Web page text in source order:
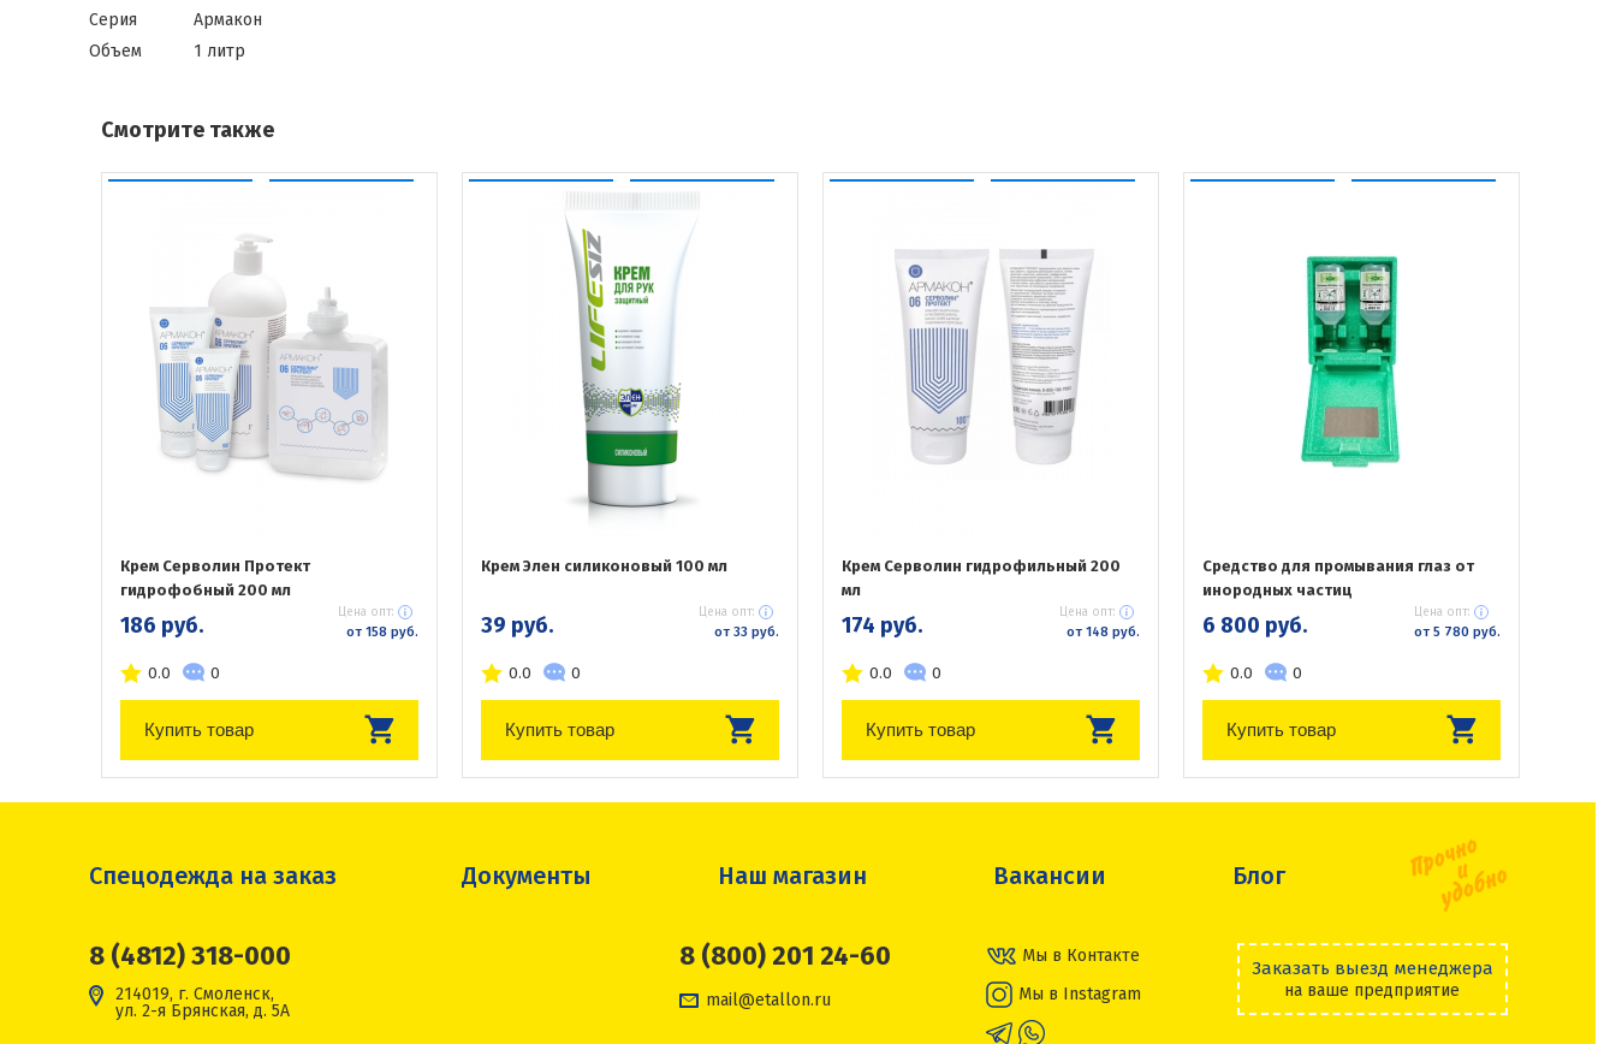
Серия
Армакон
Объем
1 литр
Смотрите также
Крем Серволин Протект
гидрофобный 200 мл
186 руб. Цена опт:
от 158 руб.
0.0 0
Купить товар
Крем Элен силиконовый 100 мл
39 руб. Цена опт:
от 33 руб.
0.0 0
Купить товар
Крем Серволин гидрофильный 200
мл
174 руб. Цена опт:
от 148 руб.
0.0 0
Купить товар
Средство для промывания глаз от
инородных частиц
6 800 руб. Цена опт:
от 5 780 руб.
0.0 0
Купить товар
Спецодежда на заказ Документы Наш магазин Вакансии Блог
8 (4812) 318-000
214019, г. Смоленск,
ул. 2-я Брянская, д. 5А
8 (800) 201 24-60
mail@etallon.ru
Мы в Контакте
Мы в Instagram
Заказать выезд менеджера
на ваше предприятие